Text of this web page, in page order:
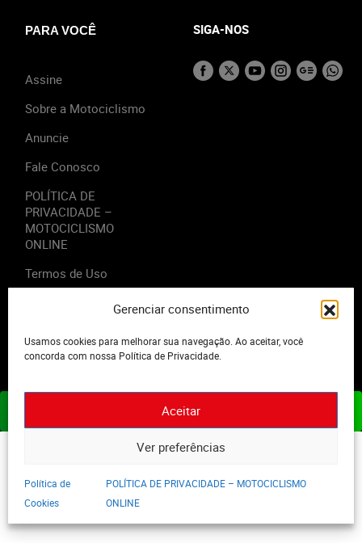
Gerenciar consentimento
Usamos cookies para melhorar sua navegação. Ao aceitar, você
concorda com nossa Política de Privacidade.
Aceitar
Ver preferências
Política de
Cookies
POLÍTICA DE PRIVACIDADE – MOTOCICLISMO
ONLINE
PARA VOCÊ
Assine
Sobre a Motociclismo
Anuncie
Fale Conosco
POLÍTICA DE
PRIVACIDADE –
MOTOCICLISMO
ONLINE
Termos de Uso
SIGA-NOS
2023 - Editora Motor Midia. Todos os direitos reservados.
ASSINE JÁ